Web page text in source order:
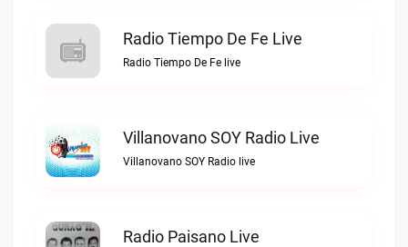
Radio Tiempo De Fe Live
Radio Tiempo De Fe live
Villanovano SOY Radio Live
Villanovano SOY Radio live
Radio Paisano Live